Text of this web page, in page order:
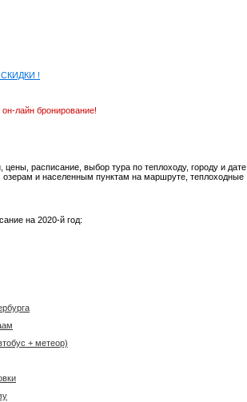
СКИДКИ !
лайн бронирование!
расписание, выбор тура по теплоходу, городу и дате
озерам и населенным пунктам на маршруте, теплоходные
на 2020-й год:
+ метеор)